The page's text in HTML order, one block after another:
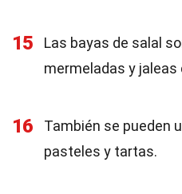
15
Las bayas de salal
mermeladas y jaleas
16
También se pueden
pasteles y tartas.